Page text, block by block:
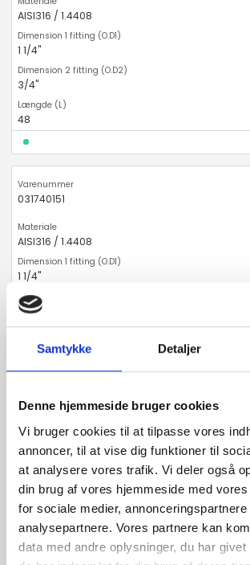
Samtykke Detaljer
Denne hjemmeside bruger cookies
Vi bruger cookies til at tilpasse vores
annoncer, til at vise dig funktioner til
at analysere vores trafik. Vi deler også
din brug af vores hjemmeside med
for sociale medier, annonceringspartnere
analysepartnere. Vores partnere kan
data med andre oplysninger, du har
AISI316 / 1.4408
1 1/4"
3/4"
48
031740151
AISI316 / 1.4408
1 1/4"
1"
031740158
AISI316 / 1.4408
1 1/2"
1"